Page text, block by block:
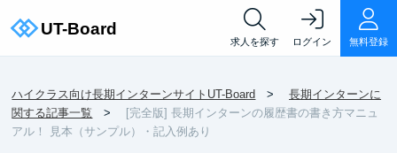
求人を探す ログイン 無料登録
ハイクラス向け長期インターンサイトUT-Board
長期インターンに
関する記事一覧
[完全版] 長期インターンの履歴書の書き方マニュ
アル！ 見本（サンプル）・記入例あり